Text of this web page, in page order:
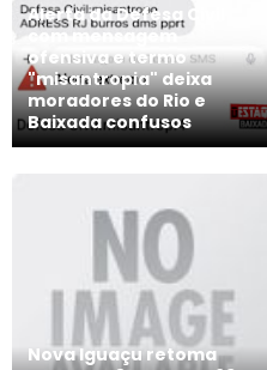
Alerta da Defesa Civil
com mensagem
ofensiva e termo
"misantropia" deixa
moradores do Rio e
Baixada confusos
Nova Iguaçu retoma